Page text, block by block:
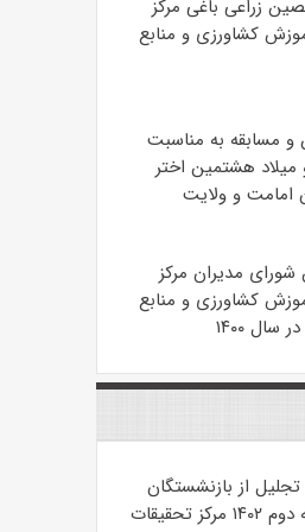
زراعی باغی مرکز
کشاورزی و منابع
و مسابقه به مناسبت
هشتمین اختر
امامت و ولایت
شورای مدیران مرکز
کشاورزی و منابع
۱۴۰۰
تجلیل از بازنشستگان
فرهیخته نیمه دوم ۱۴۰۲ مرکز تحقیقات